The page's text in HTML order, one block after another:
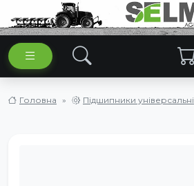
Головна Підшипники універсальні